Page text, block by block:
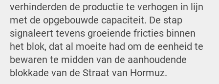
verhinderden de productie te verhogen in lijn
met de opgebouwde capaciteit. De stap
signaleert tevens groeiende fricties binnen
het blok, dat al moeite had om de eenheid te
bewaren te midden van de aanhoudende
blokkade van de Straat van Hormuz.